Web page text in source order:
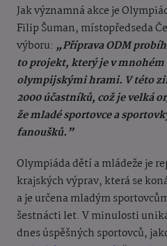
Jak významná akce je
Filip Šuman, místopředseda
výboru: „Příprava ODM
to projekt, který je v
olympijskými hrami. V této
2000 účastníků, což je velká
že mladé sportovce a
fanoušků.”
Olympiáda dětí a mládeže je
krajských výprav, která se
a je určena mladým
šestnácti let. V minulosti
dnes úspěšných sportovců,